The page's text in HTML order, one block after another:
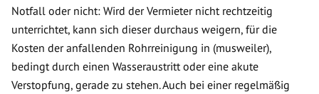
Notfall oder nicht: Wird der Vermieter nicht rechtzeitig
unterrichtet, kann sich dieser durchaus weigern, für die
Kosten der anfallenden Rohrreinigung in (musweiler),
bedingt durch einen Wasseraustritt oder eine akute
Verstopfung, gerade zu stehen. Auch bei einer regelmäßig